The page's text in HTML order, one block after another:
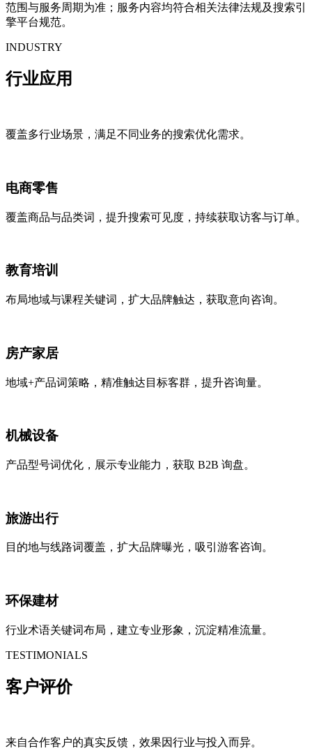
范围与服务周期为准；服务内容均符合相关法律法规及搜索引
擎平台规范。
INDUSTRY
行业应用
覆盖多行业场景，满足不同业务的搜索优化需求。
电商零售
覆盖商品与品类词，提升搜索可见度，持续获取访客与订单。
教育培训
布局地域与课程关键词，扩大品牌触达，获取意向咨询。
房产家居
地域+产品词策略，精准触达目标客群，提升咨询量。
机械设备
产品型号词优化，展示专业能力，获取 B2B 询盘。
旅游出行
目的地与线路词覆盖，扩大品牌曝光，吸引游客咨询。
环保建材
行业术语关键词布局，建立专业形象，沉淀精准流量。
TESTIMONIALS
客户评价
来自合作客户的真实反馈，效果因行业与投入而异。